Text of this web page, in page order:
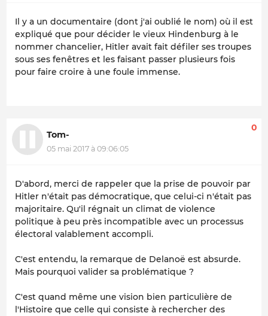
Il y a un documentaire (dont j'ai oublié le nom) où il est
expliqué que pour décider le vieux Hindenburg à le
nommer chancelier, Hitler avait fait défiler ses troupes
sous ses fenêtres et les faisant passer plusieurs fois
pour faire croire à une foule immense.
Tom-
05 mai 2017 à 09:06:05
0
D'abord, merci de rappeler que la prise de pouvoir par
Hitler n'était pas démocratique, que celui-ci n'était pas
majoritaire. Qu'il régnait un climat de violence
politique à peu près incompatible avec un processus
électoral valablement accompli.
C'est entendu, la remarque de Delanoë est absurde.
Mais pourquoi valider sa problématique ?
C'est quand même une vision bien particulière de
l'Histoire que celle qui consiste à rechercher des